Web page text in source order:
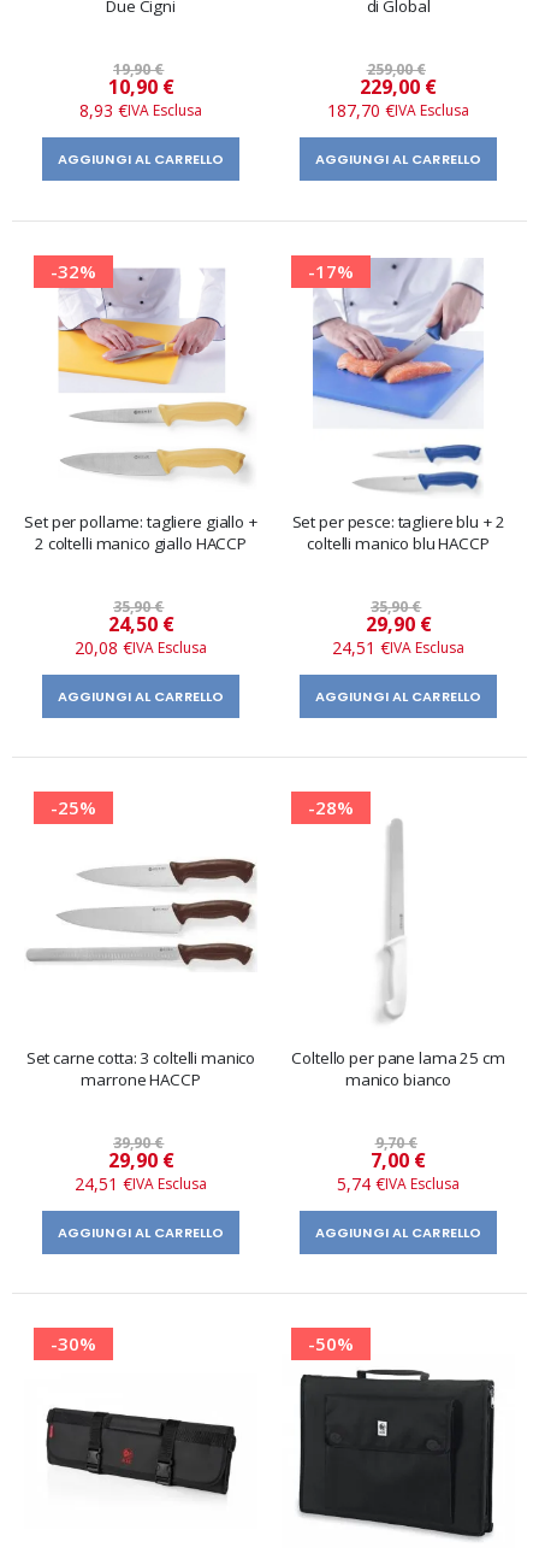
Due Cigni
19,90 €
Prezzo
speciale
10,90 €
8,93 €
AGGIUNGI AL CARRELLO
di Global
259,00 €
Prezzo
speciale
229,00 €
187,70 €
AGGIUNGI AL CARRELLO
-32%
Set per pollame: tagliere giallo +
2 coltelli manico giallo HACCP
35,90 €
Prezzo
speciale
24,50 €
20,08 €
AGGIUNGI AL CARRELLO
-17%
Set per pesce: tagliere blu + 2
coltelli manico blu HACCP
35,90 €
Prezzo
speciale
29,90 €
24,51 €
AGGIUNGI AL CARRELLO
-25%
Set carne cotta: 3 coltelli manico
marrone HACCP
39,90 €
Prezzo
speciale
29,90 €
24,51 €
AGGIUNGI AL CARRELLO
-28%
Coltello per pane lama 25 cm
manico bianco
9,70 €
Prezzo
speciale
7,00 €
5,74 €
AGGIUNGI AL CARRELLO
-30% -50%